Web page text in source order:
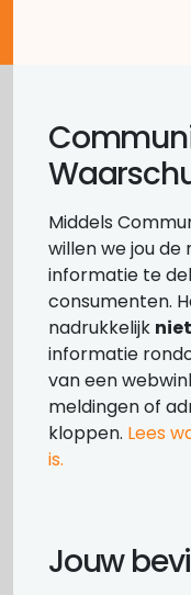
Middels
willen we jou de
informatie te
consumenten.
nadrukkelijk
informatie
van een
meldingen of
kloppen. Lees
is.
Jouw